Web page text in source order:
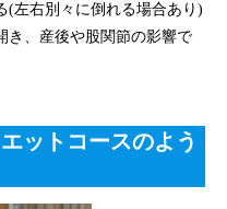
(左右別々に倒れる場合あり)
き、産後や股関節の影響で
ットコースのよう